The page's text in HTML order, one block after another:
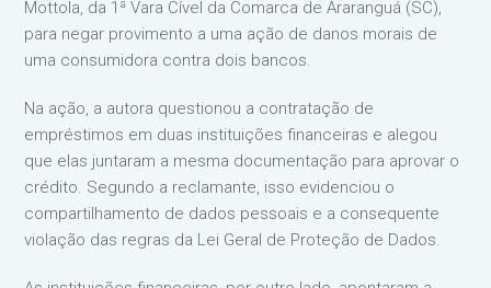
Mottola, da 1ª Vara Cível da Comarca de Araranguá (SC),
para negar provimento a uma ação de danos morais de
uma consumidora contra dois bancos.
Na ação, a autora questionou a contratação de
empréstimos em duas instituições financeiras e alegou
que elas juntaram a mesma documentação para aprovar o
crédito. Segundo a reclamante, isso evidenciou o
compartilhamento de dados pessoais e a consequente
violação das regras da Lei Geral de Proteção de Dados.